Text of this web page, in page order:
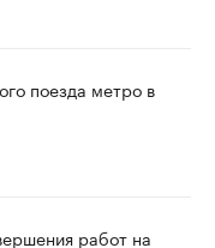
поезда метро в
работ на